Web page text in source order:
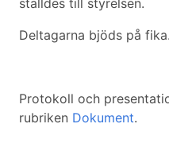
ställdes till styrelsen.
Deltagarna bjöds på fika.
Protokoll och
rubriken Dokument.